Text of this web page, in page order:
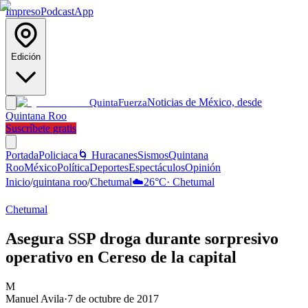
ImpresoPodcastApp
Edición
QuintaFuerzaNoticias de México, desde
Quintana Roo
Suscríbete gratis
PortadaPoliciaca 🌀 HuracanesSismosQuintana
RooMéxicoPolíticaDeportesEspectáculosOpinión
Inicio/quintana roo/Chetumal☁️26°C· Chetumal
Chetumal
Asegura SSP droga durante sorpresivo
operativo en Cereso de la capital
M
Manuel Avila·7 de octubre de 2017